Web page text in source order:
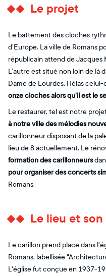
Le projet
Le battement des cloches
d’Europe. La ville de Romans
républicain attend de Jacques
L’autre est situé non loin de
Dame de Lourdes. Hélas
onze cloches alors qu’il est le
Le restaurer, tel est notre
à notre ville des mélodies
carillonneur disposant de la
lieu de 8 actuellement. Le
formation des carillonneurs
pour organiser des concerts
Romans.
Le lieu et
Le carillon prend place dans
Romans, labellisée
L'église fut conçue en 1937-